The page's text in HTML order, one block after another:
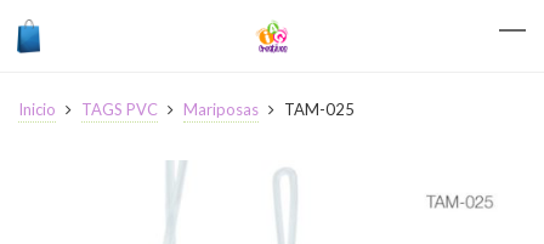
Inicio TAGS PVC Mariposas TAM-025